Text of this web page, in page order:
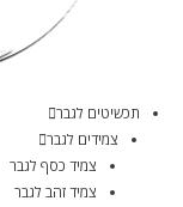
תכשיטים לגבר
צמידים לגבר
צמיד כסף לגבר
צמיד זהב לגבר